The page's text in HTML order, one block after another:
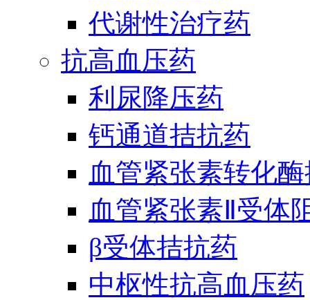
代谢性治疗药
抗高血压药
利尿降压药
钙通道拮抗药
血管紧张素转化
血管紧张素Ⅱ受体
β受体拮抗药
中枢性抗高血压药